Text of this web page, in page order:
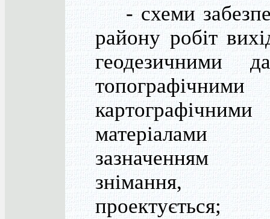
- схеми
району робіт
геодезичними
картографічними
проектується;